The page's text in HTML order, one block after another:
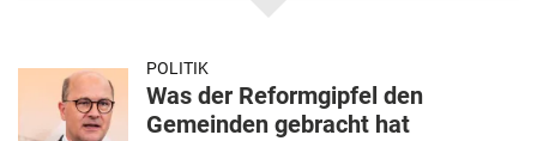
POLITIK
Was der Reformgipfel den
Gemeinden gebracht hat